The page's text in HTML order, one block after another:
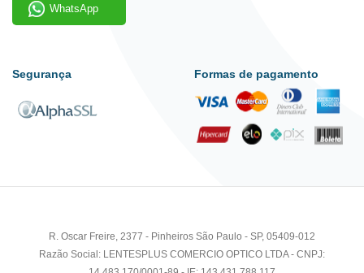
WhatsApp
Segurança Formas de pagamento
R. Oscar Freire, 2377 - Pinheiros São Paulo - SP, 05409-012
Razão Social: LENTESPLUS COMERCIO OPTICO LTDA - CNPJ: